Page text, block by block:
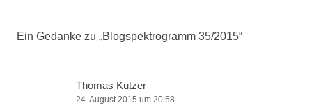
Ein Gedanke zu „Blogspektrogramm 35/2015“
Thomas Kutzer
24. August 2015 um 20:58